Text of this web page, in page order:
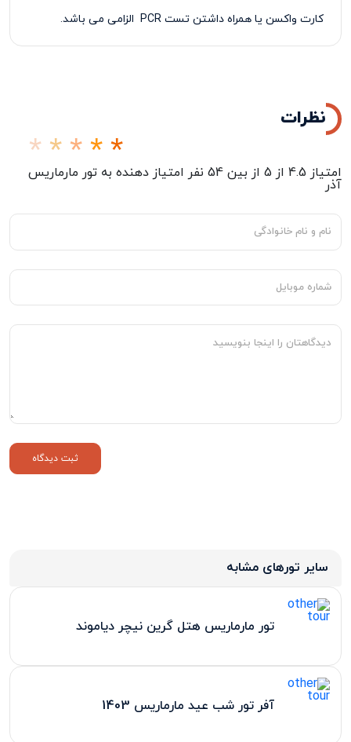
کارت واکسن یا همراه داشتن تست PCR الزامی می باشد.
نظرات
امتیاز 4.5 از 5 از بین 54 نفر امتیاز دهنده به تور مارماریس
آذر
سایر تورهای مشابه
تور مارماریس هتل گرین نیچر دیاموند
آفر تور شب عید مارماریس 1403